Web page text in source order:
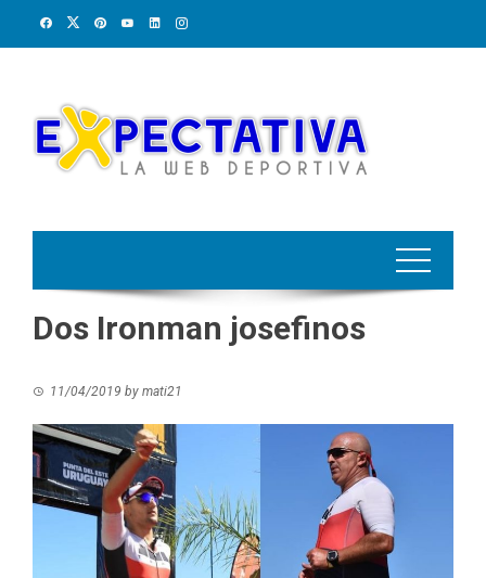
Dos Ironman josefinos
11/04/2019 by mati21